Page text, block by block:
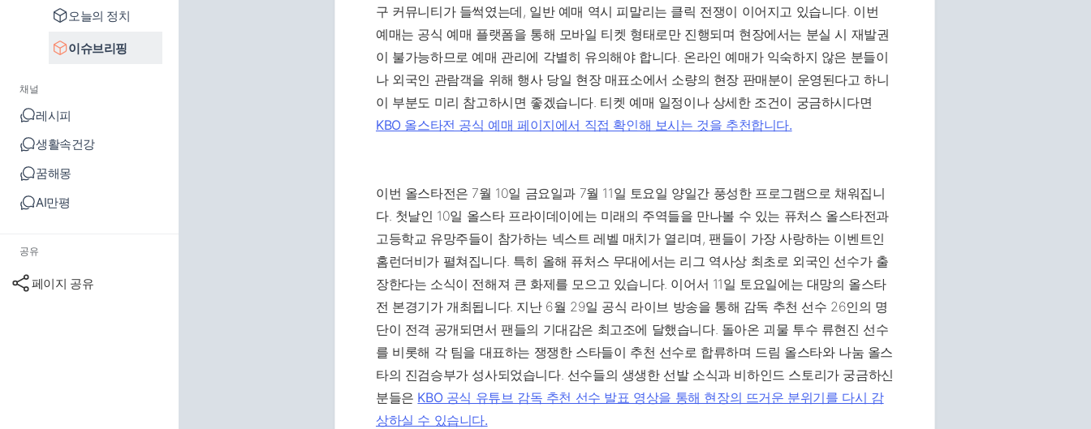
오늘의 정치
이슈브리핑
채널
레시피
생활속건강
꿈해몽
AI만평
공유
페이지 공유
구 커뮤니티가 들썩였는데, 일반 예매 역시 피말리는 클릭 전쟁이 이어지고 있습니다. 이번
예매는 공식 예매 플랫폼을 통해 모바일 티켓 형태로만 진행되며 현장에서는 분실 시 재발권
이 불가능하므로 예매 관리에 각별히 유의해야 합니다. 온라인 예매가 익숙하지 않은 분들이
나 외국인 관람객을 위해 행사 당일 현장 매표소에서 소량의 현장 판매분이 운영된다고 하니
이 부분도 미리 참고하시면 좋겠습니다. 티켓 예매 일정이나 상세한 조건이 궁금하시다면
KBO 올스타전 공식 예매 페이지에서 직접 확인해 보시는 것을 추천합니다.
이번 올스타전은 7월 10일 금요일과 7월 11일 토요일 양일간 풍성한 프로그램으로 채워집니
다. 첫날인 10일 올스타 프라이데이에는 미래의 주역들을 만나볼 수 있는 퓨처스 올스타전과
고등학교 유망주들이 참가하는 넥스트 레벨 매치가 열리며, 팬들이 가장 사랑하는 이벤트인
홈런더비가 펼쳐집니다. 특히 올해 퓨처스 무대에서는 리그 역사상 최초로 외국인 선수가 출
장한다는 소식이 전해져 큰 화제를 모으고 있습니다. 이어서 11일 토요일에는 대망의 올스타
전 본경기가 개최됩니다. 지난 6월 29일 공식 라이브 방송을 통해 감독 추천 선수 26인의 명
단이 전격 공개되면서 팬들의 기대감은 최고조에 달했습니다. 돌아온 괴물 투수 류현진 선수
를 비롯해 각 팀을 대표하는 쟁쟁한 스타들이 추천 선수로 합류하며 드림 올스타와 나눔 올스
타의 진검승부가 성사되었습니다. 선수들의 생생한 선발 소식과 비하인드 스토리가 궁금하신
분들은 KBO 공식 유튜브 감독 추천 선수 발표 영상을 통해 현장의 뜨거운 분위기를 다시 감
상하실 수 있습니다.